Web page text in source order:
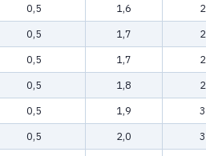
0,5 1,6
0,5 1,7
0,5 1,7
0,5 1,8
0,5 1,9
0,5 2,0